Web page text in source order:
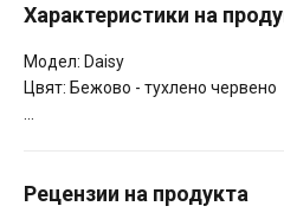
Характеристики на
Модел: Daisy
Цвят: Бежово - тухлено червено